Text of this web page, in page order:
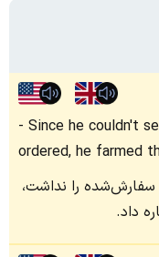
Since he couldn't
ordered, he farmed
را نداشت،
داد.